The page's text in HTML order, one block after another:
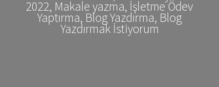
2022, Makale yazma, İşletme Ödev
Yaptırma, Blog Yazdırma, Blog
Yazdırmak İstiyorum